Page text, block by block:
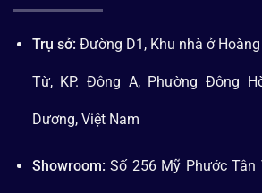
Trụ sở: Đường D1, Khu nhà ở
Từ, KP. Đông A, Phường Đông
Dương, Việt Nam
Showroom: Số 256 Mỹ Phước Tân